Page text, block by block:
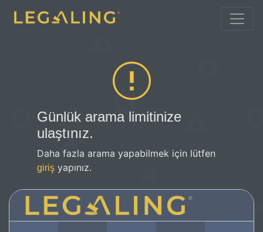
Günlük arama limitinize
ulaştınız.
Daha fazla arama yapabilmek için lütfen
giriş yapınız.